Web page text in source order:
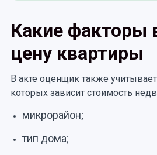
Какие факторы
цену квартиры
В акте оценщик также
которых зависит стоимость
микрорайон;
тип дома;